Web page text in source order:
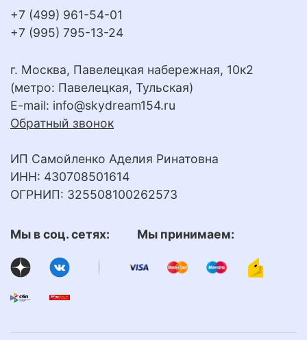
+7 (499) 961-54-01
+7 (995) 795-13-24
г. Москва, Павелецкая набережная, 10к2
(метро: Павелецкая, Тульская)
E-mail: info@skydream154.ru
Обратный звонок
ИП Самойленко Аделия Ринатовна
ИНН: 430708501614
ОГРНИП: 325508100262573
Мы в соц. сетях: Мы принимаем: